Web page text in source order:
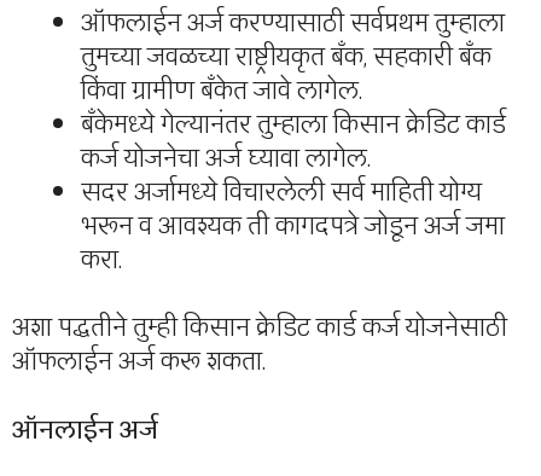
ऑफलाईन अर्ज करण्यासाठी सर्वप्रथम तुम्हाला
तुमच्या जवळच्या राष्ट्रीयकृत बँक, सहकारी बँक
किंवा ग्रामीण बँकेत जावे लागेल.
बँकेमध्ये गेल्यानंतर तुम्हाला किसान क्रेडिट कार्ड
कर्ज योजनेचा अर्ज घ्यावा लागेल.
सदर अर्जामध्ये विचारलेली सर्व माहिती योग्य
भरून व आवश्यक ती कागदपत्रे जोडून अर्ज जमा
करा.
अशा पद्धतीने तुम्ही किसान क्रेडिट कार्ड कर्ज योजनेसाठी
ऑफलाईन अर्ज करू शकता.
ऑनलाईन अर्ज